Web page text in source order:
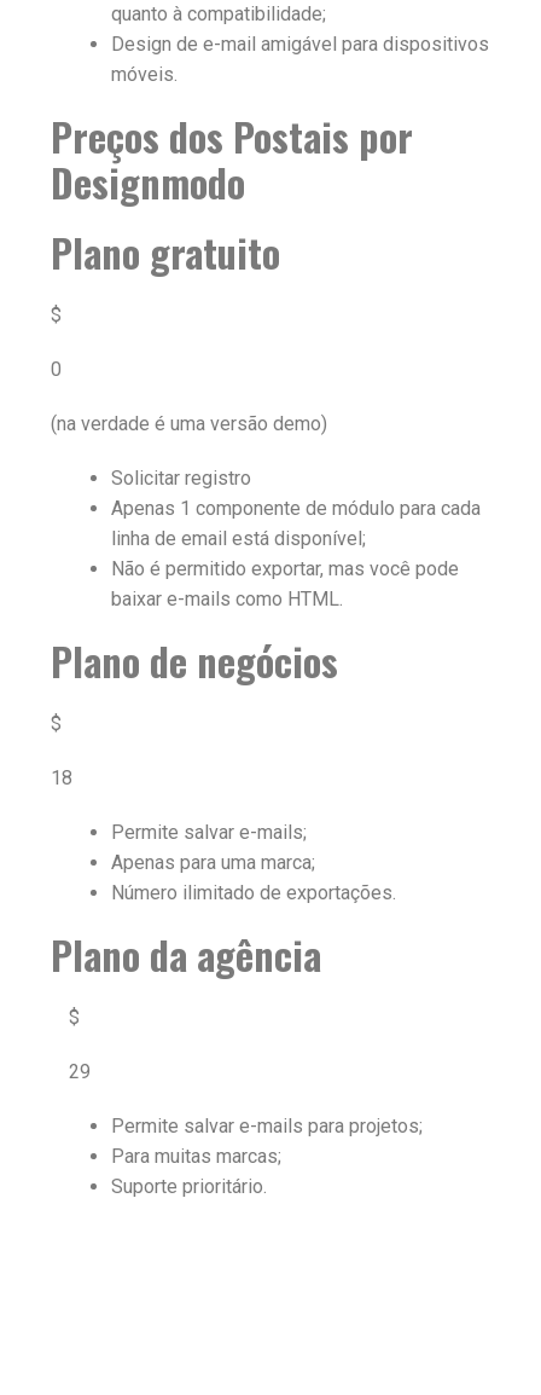
quanto à compatibilidade;
Design de e-mail amigável para dispositivos
móveis.
Preços dos Postais por
Designmodo
Plano gratuito
$
0
(na verdade é uma versão demo)
Solicitar registro
Apenas 1 componente de módulo para cada
linha de email está disponível;
Não é permitido exportar, mas você pode
baixar e-mails como HTML.
Plano de negócios
$
18
Permite salvar e-mails;
Apenas para uma marca;
Número ilimitado de exportações.
Plano da agência
$
29
Permite salvar e-mails para projetos;
Para muitas marcas;
Suporte prioritário.